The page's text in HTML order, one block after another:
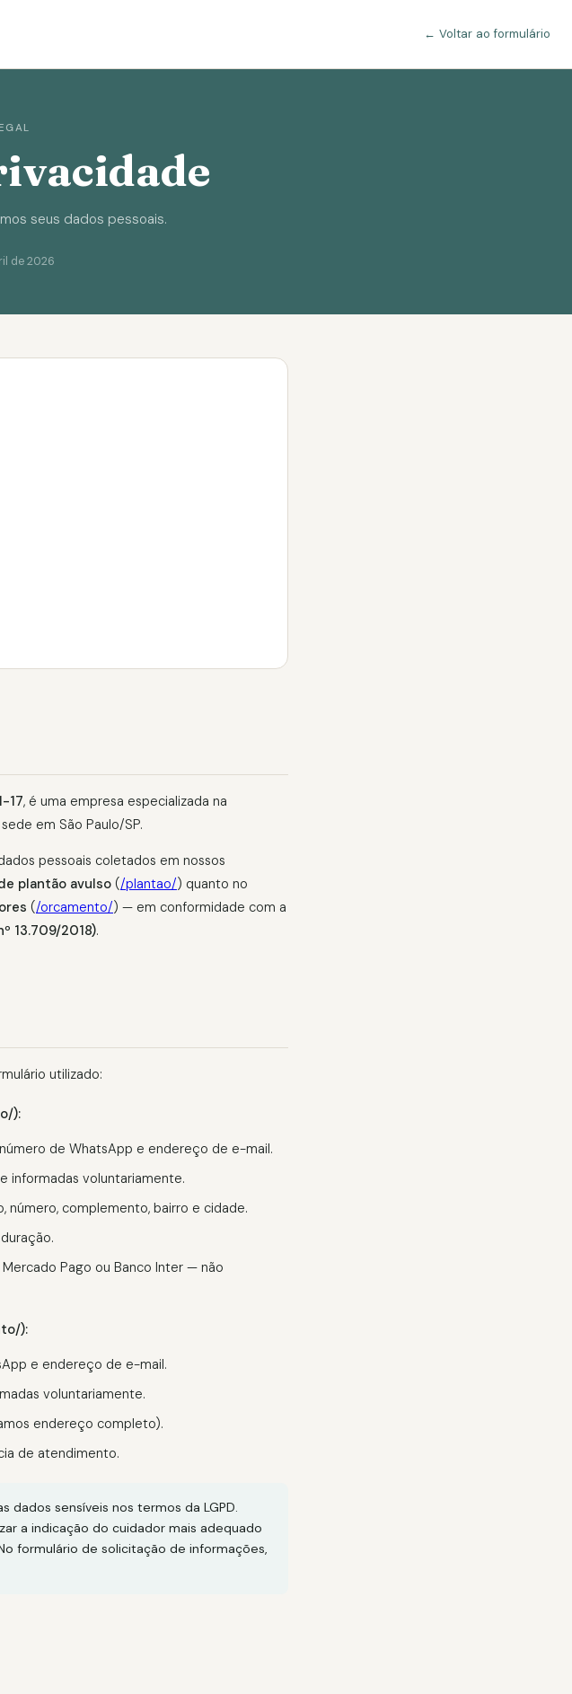
← Voltar ao formulário
seus dados pessoais.
de 2026
17, é uma empresa especializada na
em São Paulo/SP.
pessoais coletados em nossos
plantão avulso (/plantao/) quanto no
(/orcamento/) — em conformidade com a
13.709/2018).
utilizado:
):
de WhatsApp e endereço de e-mail.
informadas voluntariamente.
número, complemento, bairro e cidade.
Pago ou Banco Inter — não
):
e endereço de e-mail.
voluntariamente.
endereço completo).
de atendimento.
sensíveis nos termos da LGPD.
a indicação do cuidador mais adequado
formulário de solicitação de informações,